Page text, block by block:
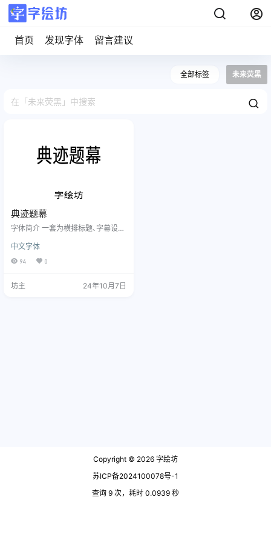
首页 发现字体 留言建议
全部标签 未来荧黑
典迹题幕
字体简介 一套为横排标题､字幕设计
写。 共3个字重(笔画粗细)： 窄体宜
读（Condensed Book）≈常规 (Re
d） 为方便复制粘贴，这里有些作者
中文字体
94 0
坊主 24年10月7日
Copyright © 2026 字绘坊
苏ICP备2024100078号-1
查询 9 次，耗时 0.0939 秒